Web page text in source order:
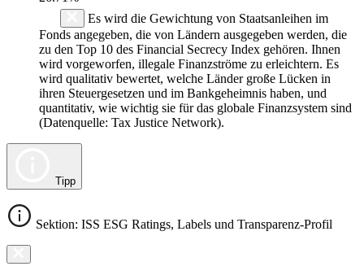
Es wird die Gewichtung von Staatsanleihen im
Fonds angegeben, die von Ländern ausgegeben werden, die
zu den Top 10 des Financial Secrecy Index gehören. Ihnen
wird vorgeworfen, illegale Finanzströme zu erleichtern. Es
wird qualitativ bewertet, welche Länder große Lücken in
ihren Steuergesetzen und im Bankgeheimnis haben, und
quantitativ, wie wichtig sie für das globale Finanzsystem sind
(Datenquelle: Tax Justice Network).
Tipp
Sektion: ISS ESG Ratings, Labels und Transparenz-Profil